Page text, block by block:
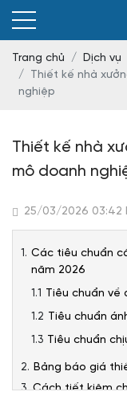
Trang chủ
Dịch vụ
Thiết kế nhà
nghiệp
Thiết kế nhà
mô doanh
25/03/2026 03:42
Các tiêu chuẩn
năm 2026
Tiêu chuẩn về
Tiêu chuẩn
Tiêu chuẩn
Bảng báo giá
Cách tiết kiệm